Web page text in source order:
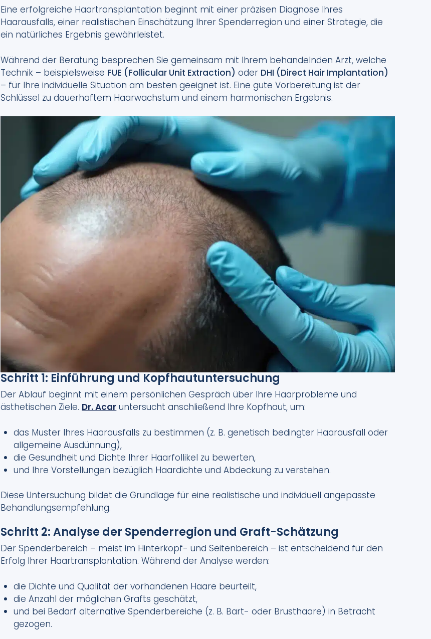
Eine erfolgreiche Haartransplantation beginnt mit einer präzisen Diagnose Ihres
Haarausfalls, einer realistischen Einschätzung Ihrer Spenderregion und einer Strategie, die
ein natürliches Ergebnis gewährleistet.
Während der Beratung besprechen Sie gemeinsam mit Ihrem behandelnden Arzt, welche
Technik – beispielsweise FUE (Follicular Unit Extraction) oder DHI (Direct Hair Implantation)
– für Ihre individuelle Situation am besten geeignet ist. Eine gute Vorbereitung ist der
Schlüssel zu dauerhaftem Haarwachstum und einem harmonischen Ergebnis.
Schritt 1: Einführung und Kopfhautuntersuchung
Der Ablauf beginnt mit einem persönlichen Gespräch über Ihre Haarprobleme und
ästhetischen Ziele. Dr. Acar untersucht anschließend Ihre Kopfhaut, um:
das Muster Ihres Haarausfalls zu bestimmen (z. B. genetisch bedingter Haarausfall oder
allgemeine Ausdünnung),
die Gesundheit und Dichte Ihrer Haarfollikel zu bewerten,
und Ihre Vorstellungen bezüglich Haardichte und Abdeckung zu verstehen.
Diese Untersuchung bildet die Grundlage für eine realistische und individuell angepasste
Behandlungsempfehlung.
Schritt 2: Analyse der Spenderregion und Graft-Schätzung
Der Spenderbereich – meist im Hinterkopf- und Seitenbereich – ist entscheidend für den
Erfolg Ihrer Haartransplantation. Während der Analyse werden:
die Dichte und Qualität der vorhandenen Haare beurteilt,
die Anzahl der möglichen Grafts geschätzt,
und bei Bedarf alternative Spenderbereiche (z. B. Bart- oder Brusthaare) in Betracht
gezogen.